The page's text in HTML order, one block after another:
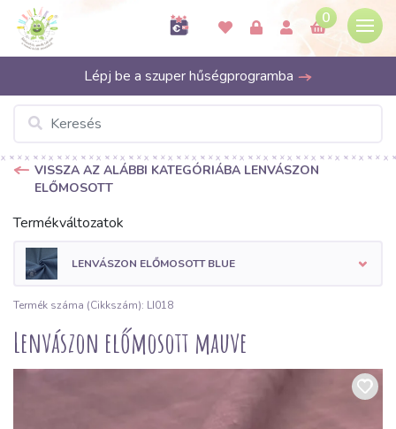
0
Lépj be a szuper hűségprogramba
VISSZA AZ ALÁBBI KATEGÓRIÁBA LENVÁSZON
ELŐMOSOTT
Termékváltozatok
LENVÁSZON ELŐMOSOTT BLUE
Termék száma (Cikkszám): LI018
Lenvászon előmosott mauve